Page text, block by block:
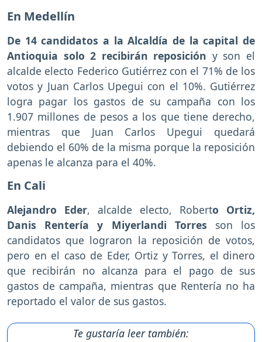
En Medellín
De 14 candidatos a la Alcaldía de la capital de
Antioquia solo 2 recibirán reposición y son el
alcalde electo Federico Gutiérrez con el 71% de los
votos y Juan Carlos Upegui con el 10%. Gutiérrez
logra pagar los gastos de su campaña con los
1.907 millones de pesos a los que tiene derecho,
mientras que Juan Carlos Upegui quedará
debiendo el 60% de la misma porque la reposición
apenas le alcanza para el 40%.
En Cali
Alejandro Eder, alcalde electo, Roberto Ortiz,
Danis Rentería y Miyerlandi Torres son los
candidatos que lograron la reposición de votos,
pero en el caso de Eder, Ortiz y Torres, el dinero
que recibirán no alcanza para el pago de sus
gastos de campaña, mientras que Rentería no ha
reportado el valor de sus gastos.
Te gustaría leer también: